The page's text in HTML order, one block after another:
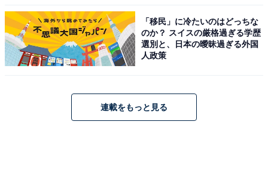
アクセス：お車の場合、中央自動車道「須玉IC」から車
で9分（無料駐車場最大50台あり）。
電車の場合、JR中央本線「長坂」駅からタクシーで16
分。
※アメニティは券売機での購入制となります。バスタオ
「移民」に冷たいのはどっちな
のか？ スイスの厳格過ぎる学歴
選別と、日本の曖昧過ぎる外国
人政策
連載をもっと見る